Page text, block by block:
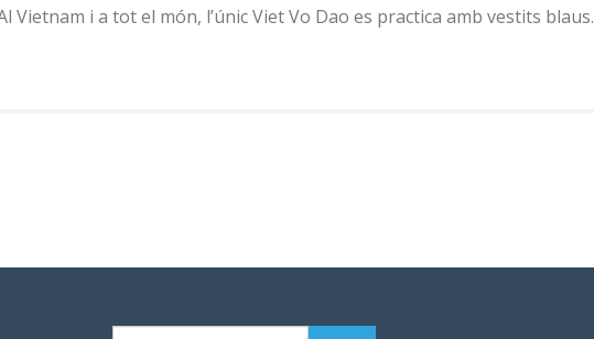
Vietnam i a tot el món, l’únic Viet Vo Dao es practica amb vestits blaus.